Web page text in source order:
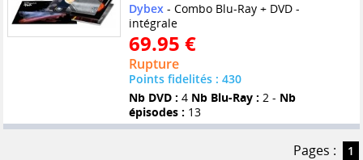
Dybex- Combo Blu-Ray + DVD -
intégrale
69.95 €
Rupture
Points fidelités : 430
Nb DVD : 4 Nb Blu-Ray : 2 - Nb
épisodes : 13
Pages : 1